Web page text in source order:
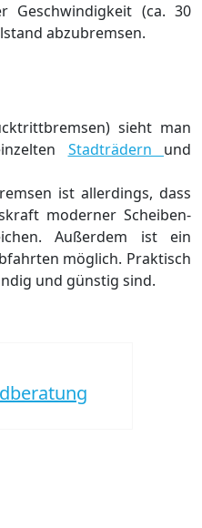
Geschwindigkeit (ca. 30
abzubremsen.
sieht man
Stadträdern und
ist allerdings, dass
moderner Scheiben-
Außerdem ist ein
möglich. Praktisch
und günstig sind.